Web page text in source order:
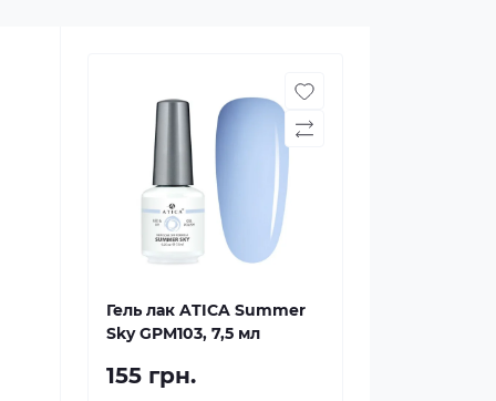
Гель лак ATICA Summer
Sky GPM103, 7,5 мл
155 грн.